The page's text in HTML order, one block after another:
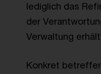
lediglich das
der
Verwaltung
Konkret